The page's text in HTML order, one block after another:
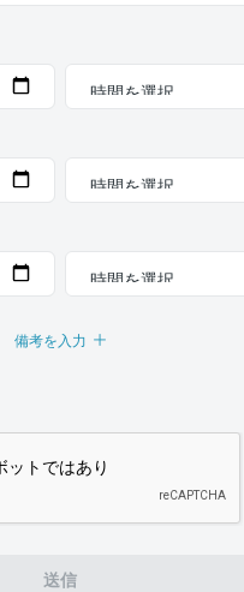
備考を入力
送信